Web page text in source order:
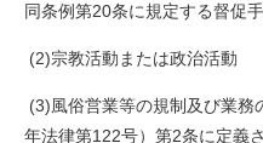
同条例第20条に規定する督促手
(2)宗教活動または政治活動
(3)風俗営業等の規制及び業務
年法律第122号）第2条に定義